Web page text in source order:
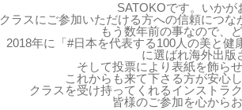
SATOKOです。いかが
クラスにご参加いただける方への信頼につな
もう数年前の事なので、
2018年に「#日本を代表する100人の美と健
に選ばれ海外出版
そして投票により表紙を飾ら
これからも来て下さる方が安心
クラスを受け持ってくれるインストラ
皆様のご参加を心から